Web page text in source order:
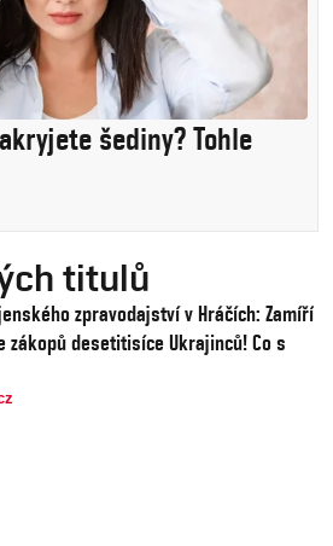
šediny? Tohle
titulů
zpravodajství v Hráčích: Zamíří
zákopů desetitisíce Ukrajinců! Co s